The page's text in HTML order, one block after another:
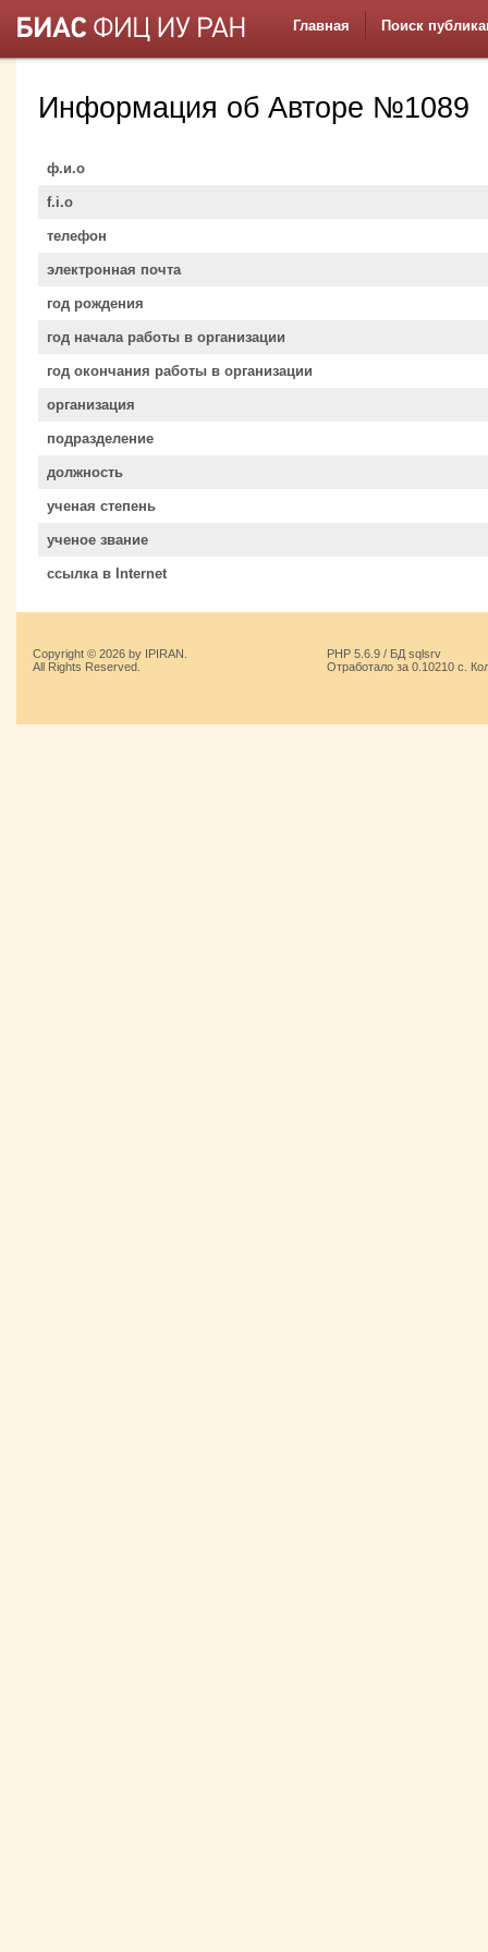
Главная Поиск
Информация об Авторе №1089
ф.и.о
f.i.o
телефон
электронная почта
год рождения
год начала работы в организации
год окончания работы в организации
организация
подразделение
должность
ученая степень
ученое звание
ссылка в Internet
Copyright © 2026 by IPIRAN.
All Rights Reserved.
PHP 5.6.9 / БД sqlsrv
Отработало за 0.10210 с.